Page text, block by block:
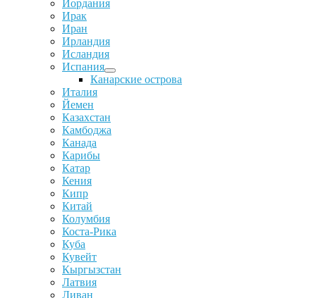
Иордания
Ирак
Иран
Ирландия
Исландия
Испания
Канарские острова
Италия
Йемен
Казахстан
Камбоджа
Канада
Карибы
Катар
Кения
Кипр
Китай
Колумбия
Коста-Рика
Куба
Кувейт
Кыргызстан
Латвия
Ливан